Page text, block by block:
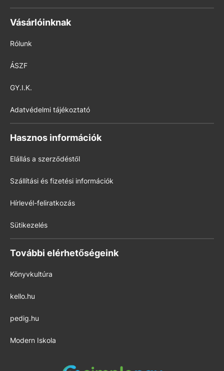
Vásárlóinknak
Rólunk
ÁSZF
GY.I.K.
Adatvédelmi tájékoztató
Hasznos információk
Elállás a szerződéstől
Szállítási és fizetési információk
Hírlevél-feliratkozás
Sütikezelés
További elérhetőségeink
Könyvkultúra
kello.hu
pedig.hu
Modern Iskola